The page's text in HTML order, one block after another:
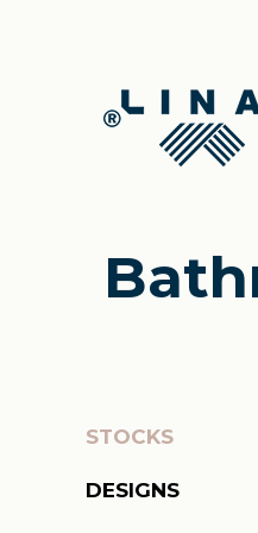
STOCKS
DESIGNS